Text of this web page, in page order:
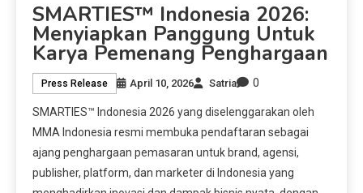
SMARTIES™ Indonesia 2026:
Menyiapkan Panggung Untuk
Karya Pemenang Penghargaan
Press Release April 10, 2026 Satria 0
SMARTIES™ Indonesia 2026 yang diselenggarakan oleh
MMA Indonesia resmi membuka pendaftaran sebagai
ajang penghargaan pemasaran untuk brand, agensi,
publisher, platform, dan marketer di Indonesia yang